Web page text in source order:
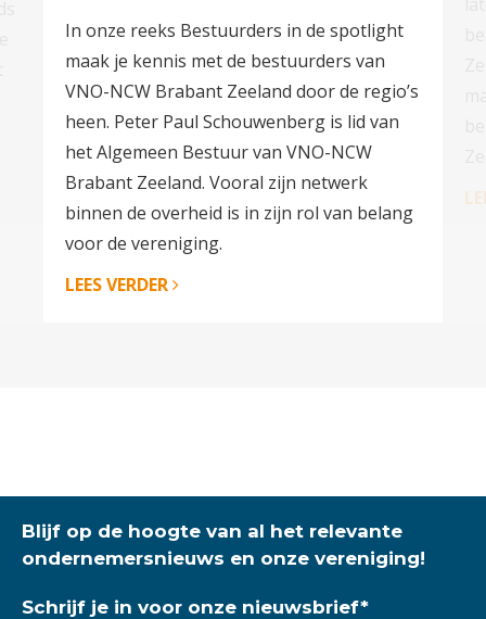
In onze reeks Bestuurders in de spotlight
maak je kennis met de bestuurders van
VNO-NCW Brabant Zeeland door de regio’s
heen. Peter Paul Schouwenberg is lid van
het Algemeen Bestuur van VNO-NCW
Brabant Zeeland. Vooral zijn netwerk
binnen de overheid is in zijn rol van belang
voor de vereniging.
LEES VERDER
Blijf op de hoogte van al het relevante
ondernemersnieuws en onze vereniging!
Schrijf je in voor onze nieuwsbrief*